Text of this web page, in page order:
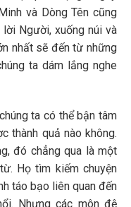
và Dòng Tên cũng
Người, xuống núi và
nhất sẽ đến từ những
ta dám lắng nghe
ta có thể bận tâm
thành quả nào không.
đó chẳng qua là một
Họ tìm kiếm chuyện
táo bạo liên quan đến
Nhưng các môn đệ